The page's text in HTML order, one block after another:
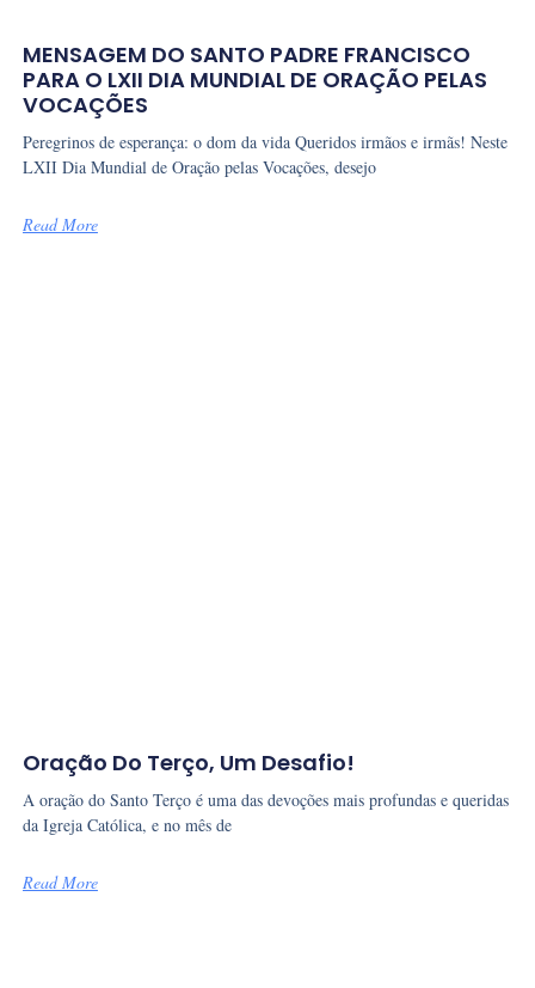
MENSAGEM DO SANTO PADRE FRANCISCO
PARA O LXII DIA MUNDIAL DE ORAÇÃO PELAS
VOCAÇÕES
Peregrinos de esperança: o dom da vida Queridos irmãos e irmãs! Neste
LXII Dia Mundial de Oração pelas Vocações, desejo
Read More
Oração Do Terço, Um Desafio!
A oração do Santo Terço é uma das devoções mais profundas e queridas
da Igreja Católica, e no mês de
Read More